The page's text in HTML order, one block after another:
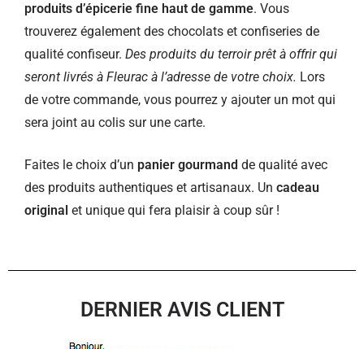
produits d’épicerie fine haut de gamme. Vous
trouverez également des chocolats et confiseries de
qualité confiseur. Des produits du terroir prêt à offrir qui
seront livrés à Fleurac à l’adresse de votre choix. Lors
de votre commande, vous pourrez y ajouter un mot qui
sera joint au colis sur une carte.
Faites le choix d’un panier gourmand de qualité avec
des produits authentiques et artisanaux. Un cadeau
original et unique qui fera plaisir à coup sûr !
DERNIER AVIS CLIENT